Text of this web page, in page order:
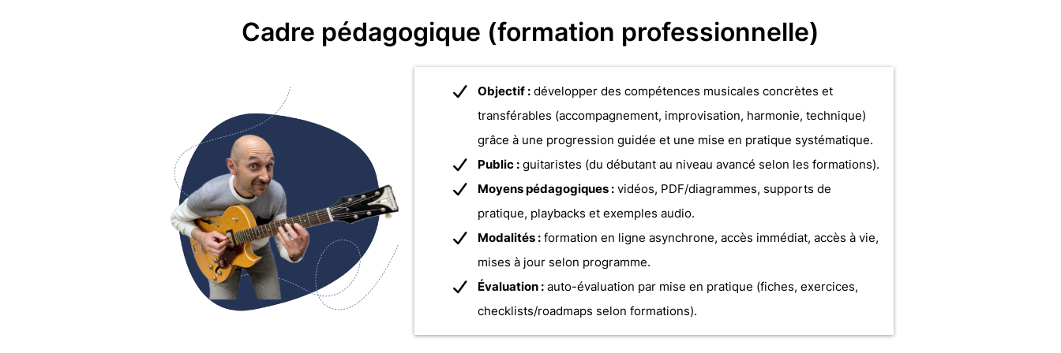
Cadre pédagogique (formation professionnelle)
Objectif : développer des compétences musicales concrètes et
transférables (accompagnement, improvisation, harmonie, technique)
grâce à une progression guidée et une mise en pratique systématique.
Public : guitaristes (du débutant au niveau avancé selon les formations).
Moyens pédagogiques : vidéos, PDF/diagrammes, supports de
pratique, playbacks et exemples audio.
Modalités : formation en ligne asynchrone, accès immédiat, accès à vie,
mises à jour selon programme.
Évaluation : auto-évaluation par mise en pratique (fiches, exercices,
checklists/roadmaps selon formations).